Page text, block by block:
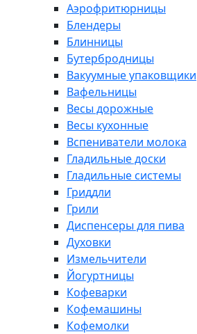
Аэрофритюрницы
Блендеры
Блинницы
Бутербродницы
Вакуумные упаковщики
Вафельницы
Весы дорожные
Весы кухонные
Вспениватели молока
Гладильные доски
Гладильные системы
Гриддли
Грили
Диспенсеры для пива
Духовки
Измельчители
Йогуртницы
Кофеварки
Кофемашины
Кофемолки